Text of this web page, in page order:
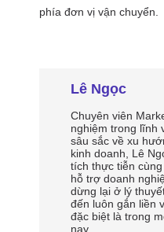
Lê Ngọc
Chuyên viên
nghiệm trong lĩnh
sâu sắc về xu
kinh doanh, Lê
tích thực tiễn
hỗ trợ doanh
dừng lại ở lý
đến luôn gắn liền
đặc biệt là trong
nay.